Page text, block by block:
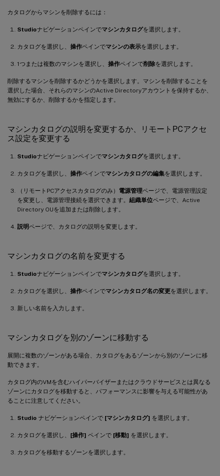
カタログからマシンを削除するには：
Studioナビゲーションペインでマシンカタログを選択します。
カタログを選択し、 操作ペインでマシンの表示を選択します。
1つまたは複数のマシンを選択し、 操作ペインで削除を選択します。
削除するマシンを削除するかどうかを選択します。マシンを削除することを
選択した場合、それらのマシンのActive Directoryアカウントを保持するか、
無効にするか、削除するかを指定します。
マシンカタログの説明を変更するか、リモートPCアクセ
ス設定を変更する
Studioナビゲーションペインでマシンカタログを選択します。
カタログを選択し、 操作ペインでマシンカタログの編集を選択します。
（リモートPCアクセスカタログのみ） 電源管理ページで、電源管理設定
を変更し、電源管理接続を選択できます。 組織単位ページで、Active
Directory OUを追加または削除します。
説明ページで、カタログの説明を変更します。
マシンカタログの名前を変更する
Studioナビゲーションペインでマシンカタログを選択します。
カタログを選択し、 操作ペインでマシンカタログ名の変更を選択します。
新しい名前を入力します。
マシンカタログを別のゾーンに移動する
展開に複数のゾーンがある場合、カタログをあるゾーンから別のゾーンに移
動できます。
カタログ内のVMを含むハイパーバイザーまたはクラウドサービスとは異なる
ゾーンにカタログを移動すると、パフォーマンスに影響を与える可能性があ
ることに注意してください。
Studio ナビゲーションペインで [マシンカタログ] を選択します。
カタログを選択し、 [操作] ペインで [移動] を選択します。
カタログを移動するゾーンを選択します。